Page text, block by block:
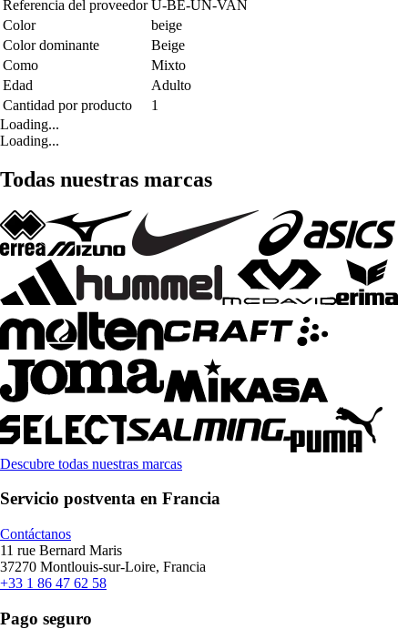
Referencia del proveedor U-BE-UN-VAN
Color
beige
Color dominante
Beige
Como
Mixto
Edad
Adulto
Cantidad por producto
1
Loading...
Loading...
Todas nuestras marcas
Descubre todas nuestras marcas
Servicio postventa en Francia
Contáctanos
11 rue Bernard Maris
37270 Montlouis-sur-Loire, Francia
+33 1 86 47 62 58
Pago seguro